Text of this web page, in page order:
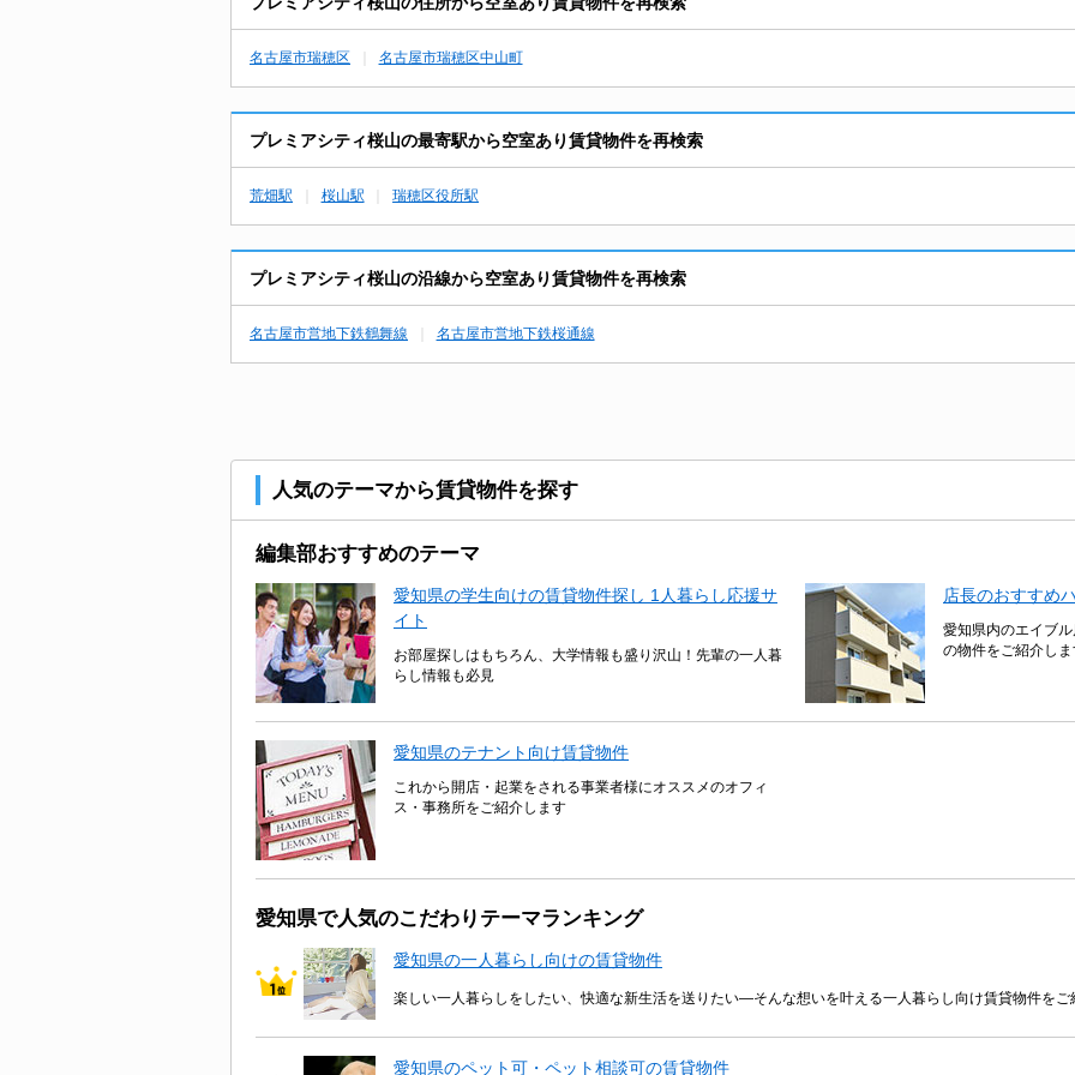
名古屋市瑞穂区 名古屋市瑞穂区中山町
プレミアシティ桜山の最寄駅から空室あり賃貸物件を再検索
荒畑駅 桜山駅 瑞穂区役所駅
プレミアシティ桜山の沿線から空室あり賃貸物件を再検索
名古屋市営地下鉄鶴舞線 名古屋市営地下鉄桜通線
人気のテーマから賃貸物件を探す
編集部おすすめのテーマ
愛知県の学生向けの賃貸物件探し 1人暮らし応援サ
イト
お部屋探しはもちろん、大学情報も盛り沢山！先輩の一人暮
らし情報も必見
店長のおすすめ
愛知県内のエイブ
の物件をご紹介しま
愛知県のテナント向け賃貸物件
これから開店・起業をされる事業者様にオススメのオフィ
ス・事務所をご紹介します
愛知県で人気のこだわりテーマランキング
愛知県の一人暮らし向けの賃貸物件
楽しい一人暮らしをしたい、快適な新生活を送りたい―そんな想いを叶える一人暮らし向け賃貸物件をご
愛知県のペット可・ペット相談可の賃貸物件